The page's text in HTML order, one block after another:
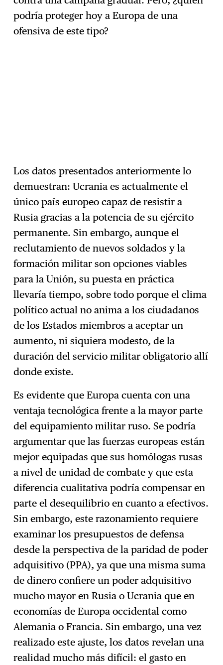
podría proteger hoy a Europa de una
ofensiva de este tipo?
Los datos presentados anteriormente lo
demuestran: Ucrania es actualmente el
único país europeo capaz de resistir a
Rusia gracias a la potencia de su ejército
permanente. Sin embargo, aunque el
reclutamiento de nuevos soldados y la
formación militar son opciones viables
para la Unión, su puesta en práctica
llevaría tiempo, sobre todo porque el clima
político actual no anima a los ciudadanos
de los Estados miembros a aceptar un
aumento, ni siquiera modesto, de la
duración del servicio militar obligatorio allí
donde existe.
Es evidente que Europa cuenta con una
ventaja tecnológica frente a la mayor parte
del equipamiento militar ruso. Se podría
argumentar que las fuerzas europeas están
mejor equipadas que sus homólogas rusas
a nivel de unidad de combate y que esta
diferencia cualitativa podría compensar en
parte el desequilibrio en cuanto a efectivos.
Sin embargo, este razonamiento requiere
examinar los presupuestos de defensa
desde la perspectiva de la paridad de poder
adquisitivo (PPA), ya que una misma suma
de dinero confiere un poder adquisitivo
mucho mayor en Rusia o Ucrania que en
economías de Europa occidental como
Alemania o Francia. Sin embargo, una vez
realizado este ajuste, los datos revelan una
realidad mucho más difícil: el gasto en